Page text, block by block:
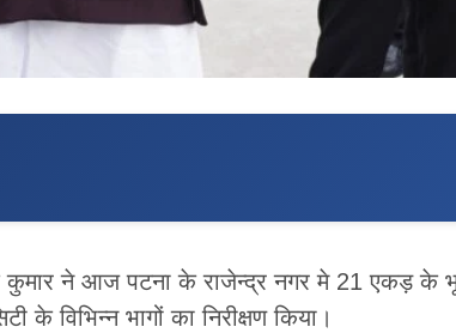
कुमार ने आज पटना के राजेन्द्र नगर मे 21 एकड़ के भू-
के विभिन्न भागों का निरीक्षण किया।